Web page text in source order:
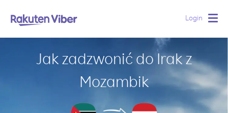
Login
Jak zadzwonić do Irak z
Mozambik